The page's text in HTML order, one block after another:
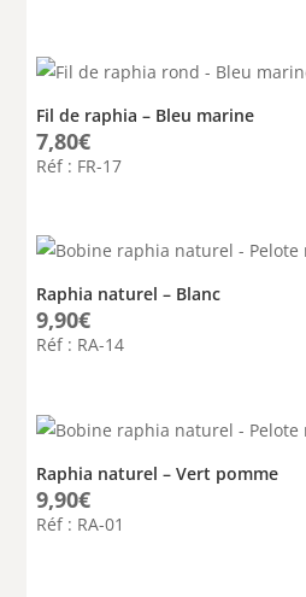
Fil de raphia – Bleu marine
7,80€
Réf : FR-17
Raphia naturel – Blanc
9,90€
Réf : RA-14
Raphia naturel – Vert pomme
9,90€
Réf : RA-01